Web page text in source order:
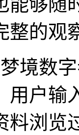
能够随
整的观
境数
用户输
料浏览